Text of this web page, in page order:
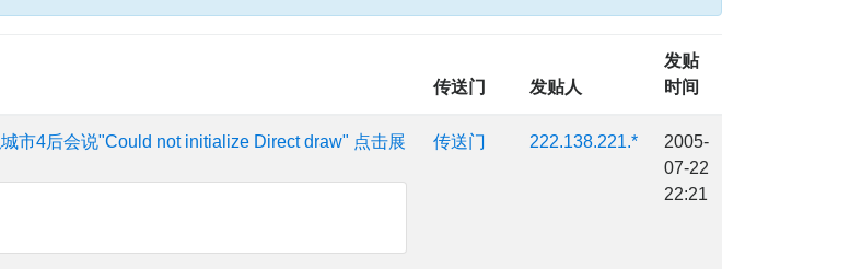
传送门 发贴人
发贴
时间
市4后会说"Could not initialize Direct draw" 点击展
传送门 222.138.221.*
2005-
07-22
22:21